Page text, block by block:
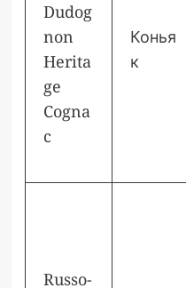
Dudog
non
Herita
ge
Cogna
c
Конья
к
Russo-